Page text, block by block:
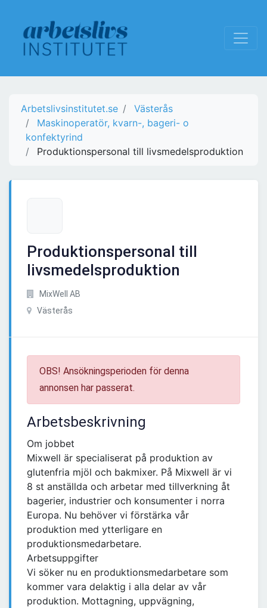
Arbetslivsinstitutet.se
Västerås
Maskinoperatör, kvarn-, bageri- o
konfektyrind
Produktionspersonal till livsmedelsproduktion
Produktionspersonal till
livsmedelsproduktion
MixWell AB
Västerås
OBS! Ansökningsperioden för denna
annonsen har passerat.
Arbetsbeskrivning
Om jobbet
Mixwell är specialiserat på produktion av
glutenfria mjöl och bakmixer. På Mixwell är vi
8 st anställda och arbetar med tillverkning åt
bagerier, industrier och konsumenter i norra
Europa. Nu behöver vi förstärka vår
produktion med ytterligare en
produktionsmedarbetare.
Arbetsuppgifter
Vi söker nu en produktionsmedarbetare som
kommer vara delaktig i alla delar av vår
produktion. Mottagning, uppvägning,